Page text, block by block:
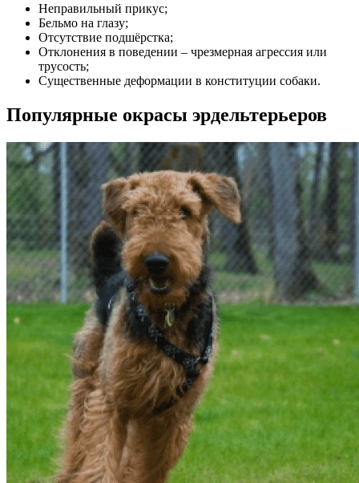
Неправильный прикус;
Бельмо на глазу;
Отсутствие подшёрстка;
Отклонения в поведении – чрезмерная агрессия или
трусость;
Существенные деформации в конституции собаки.
Популярные окрасы эрдельтерьеров